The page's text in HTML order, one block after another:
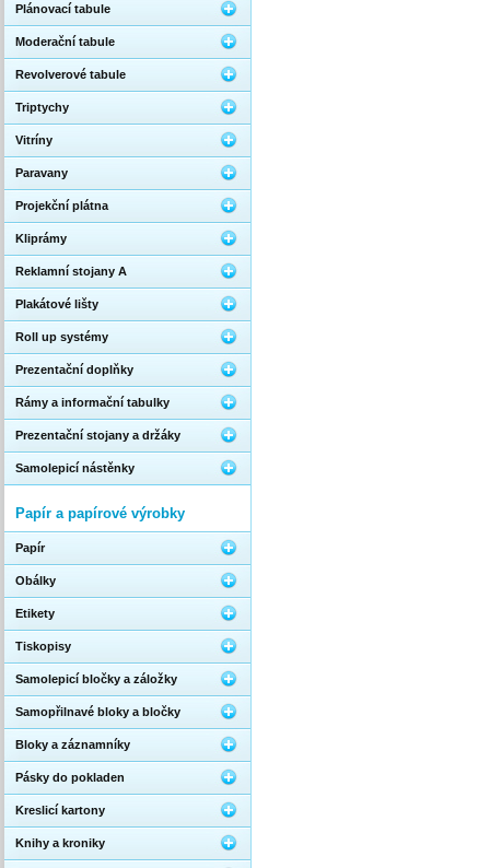
Plánovací tabule
Moderační tabule
Revolverové tabule
Triptychy
Vitríny
Paravany
Projekční plátna
Kliprámy
Reklamní stojany A
Plakátové lišty
Roll up systémy
Prezentační doplňky
Rámy a informační tabulky
Prezentační stojany a držáky
Samolepicí nástěnky
Papír a papírové výrobky
Papír
Obálky
Etikety
Tiskopisy
Samolepicí bločky a záložky
Samopřilnavé bloky a bločky
Bloky a záznamníky
Pásky do pokladen
Kreslicí kartony
Knihy a kroniky